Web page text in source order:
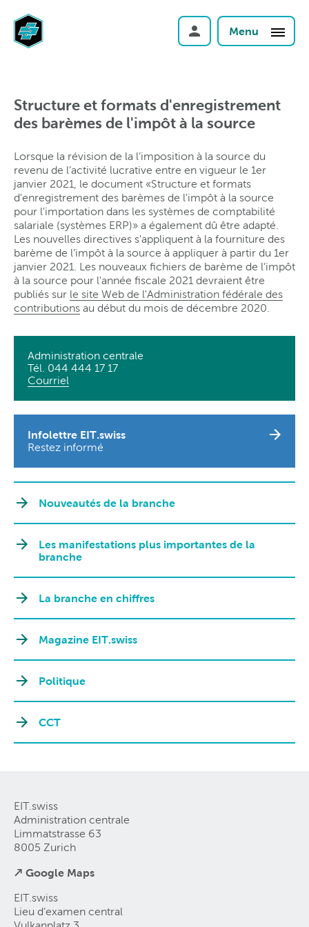
Menu
Structure et formats d'enregistrement
des barèmes de l'impôt à la source
Lorsque la révision de la l’imposition à la source du
revenu de l’activité lucrative entre en vigueur le 1er
janvier 2021, le document «Structure et formats
d'enregistrement des barèmes de l'impôt à la source
pour l'importation dans les systèmes de comptabilité
salariale (systèmes ERP)» a également dû être adapté.
Les nouvelles directives s'appliquent à la fourniture des
barème de l’impôt à la source à appliquer à partir du 1er
janvier 2021. Les nouveaux fichiers de barème de l’impôt
à la source pour l'année fiscale 2021 devraient être
publiés sur le site Web de l'Administration fédérale des
contributions au début du mois de décembre 2020.
Administration centrale
Tél. 044 444 17 17
Courriel
Infolettre EIT.swiss
Restez informé
Nouveautés de la branche
Les manifestations plus importantes de la
branche
La branche en chiffres
Magazine EIT.swiss
Politique
CCT
EIT.swiss
Administration centrale
Limmatstrasse 63
8005 Zurich
↗ Google Maps
EIT.swiss
Lieu d’examen central